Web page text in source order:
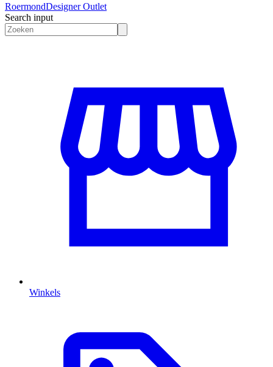
RoermondDesigner Outlet
Search input
Winkels